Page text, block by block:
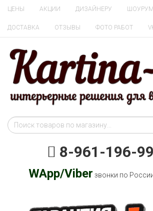
ЦЕНЫ АКЦИИ ДИЗАЙНЕРУ ШОУРУМ
ДОСТАВКА ОТЗЫВЫ ФОТО РАБОТ
8-961-196-
WApp/Viber звонки по